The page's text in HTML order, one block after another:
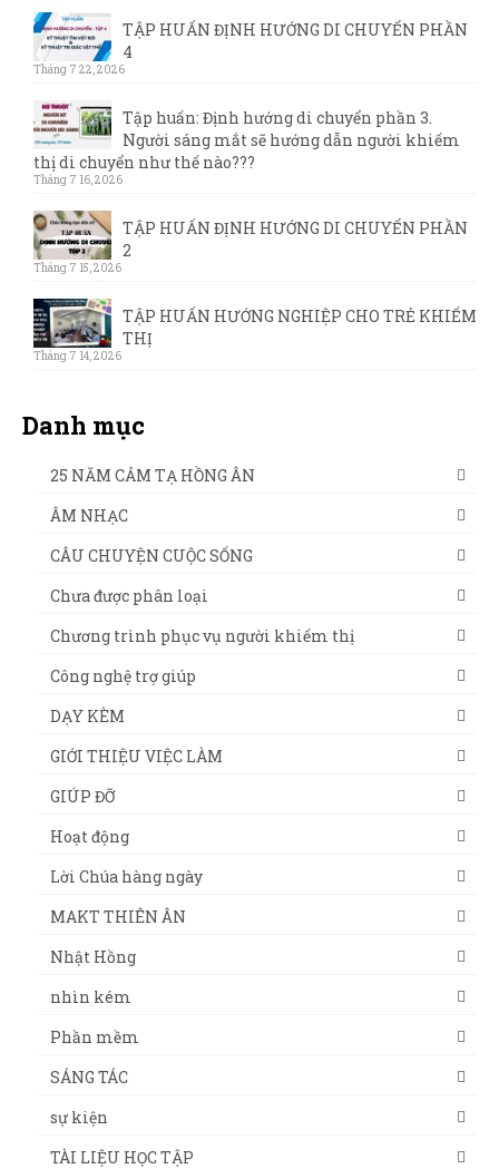
TẬP HUẤN ĐỊNH HƯỚNG DI CHUYỂN PHẦN
4
Tháng 7 22, 2026
Tập huấn: Định hướng di chuyển phần 3.
Người sáng mắt sẽ hướng dẫn người khiếm
thị di chuyển như thế nào???
Tháng 7 16, 2026
TẬP HUẤN ĐỊNH HƯỚNG DI CHUYỂN PHẦN
2
Tháng 7 15, 2026
TẬP HUẤN HƯỚNG NGHIỆP CHO TRẺ KHIẾM
THỊ
Tháng 7 14, 2026
Danh mục
25 NĂM CẢM TẠ HỒNG ÂN
ÂM NHẠC
CÂU CHUYỆN CUỘC SỐNG
Chưa được phân loại
Chương trình phục vụ người khiếm thị
Công nghệ trợ giúp
DẠY KÈM
GIỚI THIỆU VIỆC LÀM
GIÚP ĐỠ
Hoạt động
Lời Chúa hàng ngày
MAKT THIÊN ÂN
Nhật Hồng
nhìn kém
Phần mềm
SÁNG TÁC
sự kiện
TÀI LIỆU HỌC TẬP